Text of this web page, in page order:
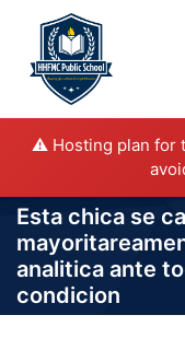
⚠️ Hosting plan for
Esta chica se
analitica ante
condicion